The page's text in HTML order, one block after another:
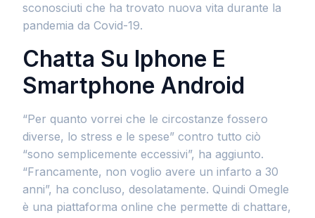
sconosciuti che ha trovato nuova vita durante la
pandemia da Covid-19.
Chatta Su Iphone E
Smartphone Android
“Per quanto vorrei che le circostanze fossero
diverse, lo stress e le spese” contro tutto ciò
“sono semplicemente eccessivi”, ha aggiunto.
“Francamente, non voglio avere un infarto a 30
anni”, ha concluso, desolatamente. Quindi Omegle
è una piattaforma online che permette di chattare,